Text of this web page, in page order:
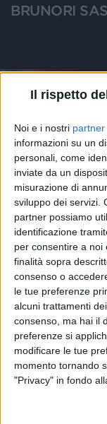
Il rispetto
Noi e i nostri partner
informazioni su un
personali, come
inviate da un
misurazione di
sviluppo dei servizi.
partner possiamo
identificazione
per consentire a
finalità sopra
consenso o
le tue preferenze
alcuni trattamenti
consenso, ma hai il
preferenze si
modificare le tue
momento tornando
"Privacy" in fondo
BRUNORI SAS
VIDEO
Brunori Sas a